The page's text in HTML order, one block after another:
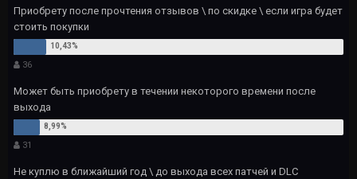
Приобрету после прочтения отзывов \ по скидке \ если игра будет
стоить покупки
36
Может быть приобрету в течении некоторого времени после
выхода
31
Не куплю в ближайший год \ до выхода всех патчей и DLC